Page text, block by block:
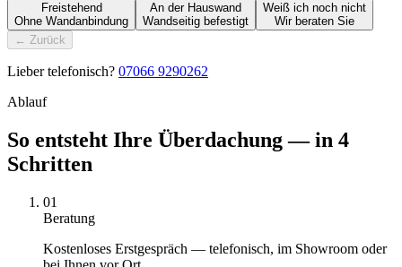
Freistehend
Ohne Wandanbindung
An der Hauswand
Wandseitig befestigt
Weiß ich noch nicht
Wir beraten Sie
← Zurück
Lieber telefonisch? 07066 9290262
Ablauf
So entsteht Ihre Überdachung — in 4
Schritten
01
Beratung
Kostenloses Erstgespräch — telefonisch, im Showroom oder